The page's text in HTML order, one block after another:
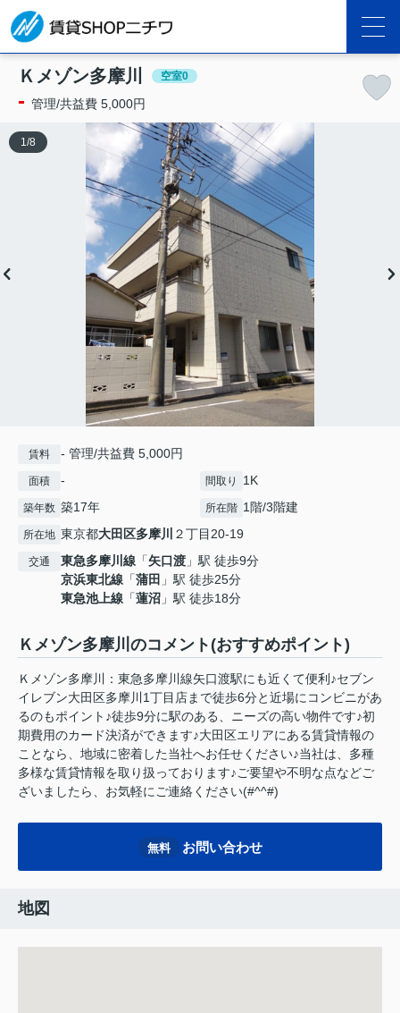
Ｋメゾン多摩川 空室0
- 管理/共益費 5,000円
1 /8
賃料 - 管理/共益費 5,000円
面積 - 間取り 1K
築年数 築17年 所在階 1階/3階建
所在地 東京都大田区多摩川 ２丁目20-19
交通 東急多摩川線 「矢口渡 」駅 徒歩9分
京浜東北線 「蒲田 」駅 徒歩25分
東急池上線 「蓮沼 」駅 徒歩18分
Ｋメゾン多摩川のコメント(おすすめポイント)
Ｋメゾン多摩川：東急多摩川線矢口渡駅にも近くて便利♪セブン
イレブン大田区多摩川1丁目店まで徒歩6分と近場にコンビニがあ
るのもポイント♪徒歩9分に駅のある、ニーズの高い物件です♪初
期費用のカード決済ができます♪大田区エリアにある賃貸情報の
ことなら、地域に密着した当社へお任せください♪当社は、多種
多様な賃貸情報を取り扱っております♪ご要望や不明な点などご
ざいましたら、お気軽にご連絡ください(#^^#)
無料 お問い合わせ
地図